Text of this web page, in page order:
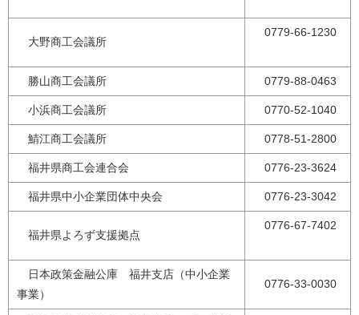
大野商工会議所
0779-66-1230
勝山商工会議所 0779-88-0463
小浜商工会議所 0770-52-1040
鯖江商工会議所 0778-51-2800
福井県商工会連合会 0776-23-3624
福井県中小企業団体中央会 0776-23-3042
福井県よろず支援拠点
0776-67-7402
日本政策金融公庫 福井支店（中小企業
事業）
0776-33-0030